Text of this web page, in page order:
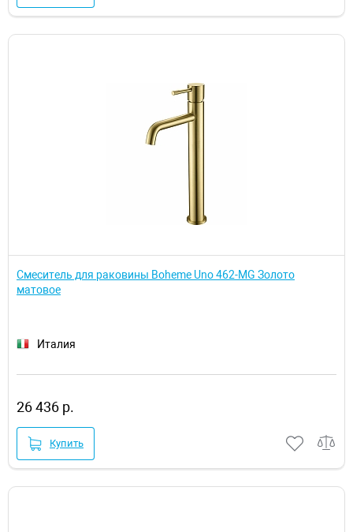
Смеситель для раковины Boheme Uno 462-MG Золото
матовое
Италия
26 436 р.
Купить